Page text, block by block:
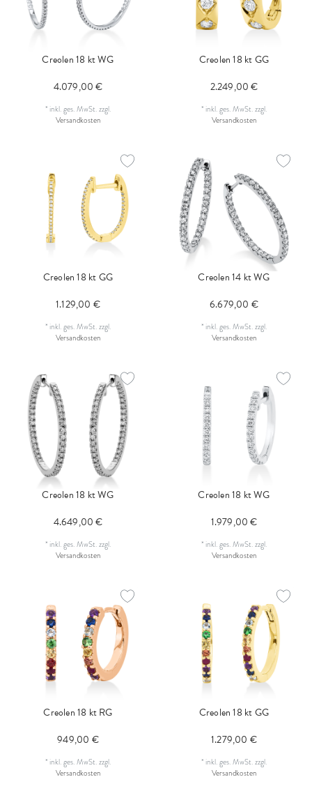
Creolen 18 kt WG
4.079,00 €
* inkl. ges. MwSt.zzgl.
Versandkosten
Creolen 18 kt GG
2.249,00 €
* inkl. ges. MwSt.zzgl.
Versandkosten
Creolen 18 kt GG
1.129,00 €
* inkl. ges. MwSt.zzgl.
Versandkosten
Creolen 14 kt WG
6.679,00 €
* inkl. ges. MwSt.zzgl.
Versandkosten
Creolen 18 kt WG
4.649,00 €
* inkl. ges. MwSt.zzgl.
Versandkosten
Creolen 18 kt WG
1.979,00 €
* inkl. ges. MwSt.zzgl.
Versandkosten
Creolen 18 kt RG
949,00 €
* inkl. ges. MwSt.zzgl.
Versandkosten
Creolen 18 kt GG
1.279,00 €
* inkl. ges. MwSt.zzgl.
Versandkosten